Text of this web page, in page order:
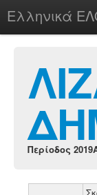
Ελληνικά
chesstu.be @
Login
Περίοδος